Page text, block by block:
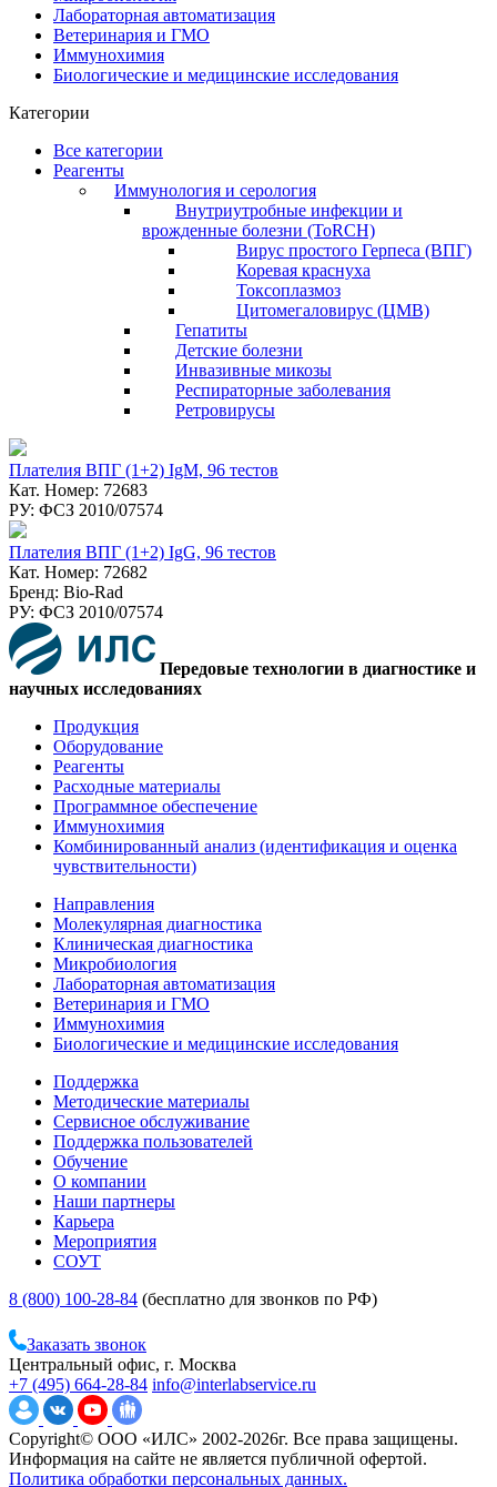
Лабораторная автоматизация
Ветеринария и ГМО
Иммунохимия
Биологические и медицинские исследования
Категории
Все категории
Реагенты
Иммунология и серология
Внутриутробные инфекции и
врожденные болезни (ToRCH)
Вирус простого Герпеса (ВПГ)
Коревая краснуха
Токсоплазмоз
Цитомегаловирус (ЦМВ)
Гепатиты
Детские болезни
Инвазивные микозы
Респираторные заболевания
Ретровирусы
Плателия ВПГ (1+2) IgM, 96 тестов
Кат. Номер: 72683
РУ: ФСЗ 2010/07574
Плателия ВПГ (1+2) IgG, 96 тестов
Кат. Номер: 72682
Бренд: Bio-Rad
РУ: ФСЗ 2010/07574
Передовые технологии в диагностике и
научных исследованиях
Продукция
Оборудование
Реагенты
Расходные материалы
Программное обеспечение
Иммунохимия
Комбинированный анализ (идентификация и оценка
чувствительности)
Направления
Молекулярная диагностика
Клиническая диагностика
Микробиология
Лабораторная автоматизация
Ветеринария и ГМО
Иммунохимия
Биологические и медицинские исследования
Поддержка
Методические материалы
Сервисное обслуживание
Поддержка пользователей
Обучение
О компании
Наши партнеры
Карьера
Мероприятия
СОУТ
8 (800) 100-28-84 (бесплатно для звонков по РФ)
Заказать звонок
Центральный офис, г. Москва
+7 (495) 664-28-84 info@interlabservice.ru
Copyright© ООО «ИЛС» 2002-2026г. Все права защищены.
Информация на сайте не является публичной офертой.
Политика обработки персональных данных.